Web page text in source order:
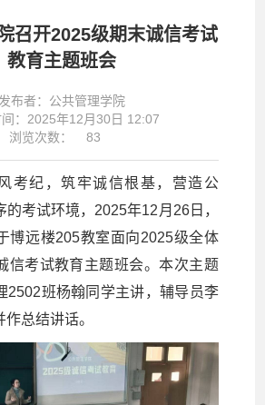
召开2025级期末诚信考试
教育主题班会
发布者：公共管理学院
间：2025年12月30日 12:07
浏览次数：
83
考纪，筑牢诚信根基，营造公
的考试环境，2025年12月26日，
博远楼205教室面向2025级全体
信考试教育主题班会。本次主题
2502班杨翰同学主讲，辅导员李
总结讲话。